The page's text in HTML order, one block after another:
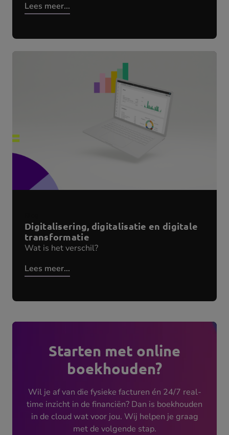
Lees meer...
Digitalisering, digitalisatie en digitale
transformatie
Wat is het verschil?
Lees meer...
Starten met online
boekhouden?
Wil je af van die fysieke facturen én 24/7 real-
time inzicht in de financiën? Dan is boekhouden
in de cloud wat voor jou. Wij helpen je graag
met de volgende stap.